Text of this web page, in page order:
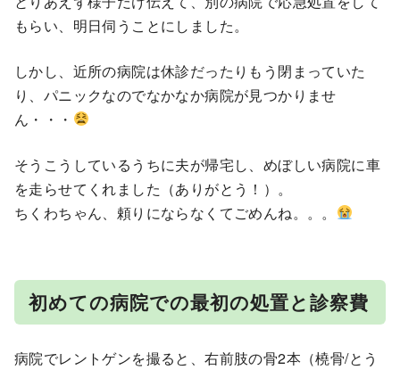
もらい、明日伺うことにしました。
しかし、近所の病院は休診だったりもう閉まっていた
り、パニックなのでなかなか病院が見つかりませ
ん・・・
そうこうしているうちに夫が帰宅し、めぼしい病院に車
を走らせてくれました（ありがとう！）。
ちくわちゃん、頼りにならなくてごめんね。。。
初めての病院での最初の処置と診察費
病院でレントゲンを撮ると、右前肢の骨2本（橈骨/とう